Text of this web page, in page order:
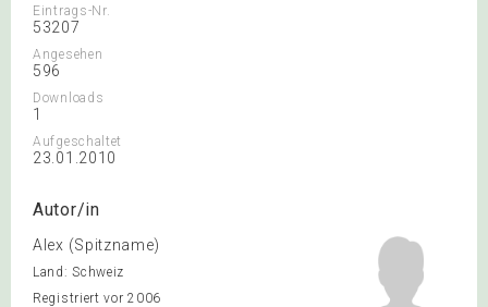
Eintrags-Nr.
53207
Angesehen
596
Downloads
1
Aufgeschaltet
23.01.2010
Autor/in
Alex (Spitzname)
Land: Schweiz
Registriert vor 2006